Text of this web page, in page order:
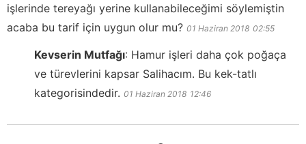
işlerinde tereyağı yerine kullanabileceğimi söylemiştin
acaba bu tarif için uygun olur mu? 01 Haziran 2018 02:55
Kevserin Mutfağı: Hamur işleri daha çok poğaça
ve türevlerini kapsar Salihacım. Bu kek-tatlı
kategorisindedir. 01 Haziran 2018 12:46